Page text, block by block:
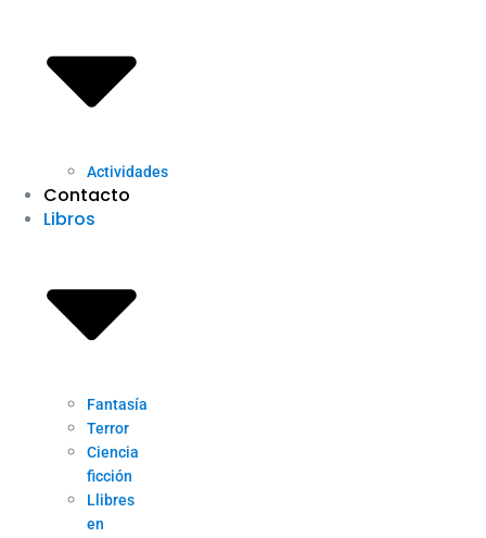
Actividades
Contacto
Libros
Fantasía
Terror
Ciencia
ficción
Llibres
en